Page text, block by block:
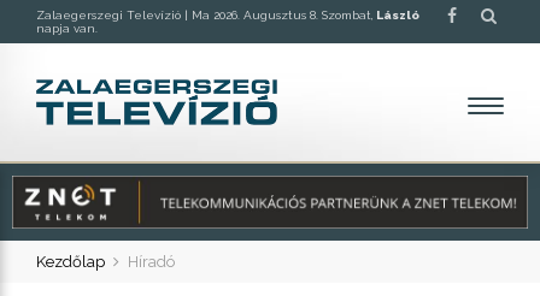
Zalaegerszegi Televízió | Ma 2026. Augusztus 8. Szombat, László
napja van.
Kezdőlap Híradó